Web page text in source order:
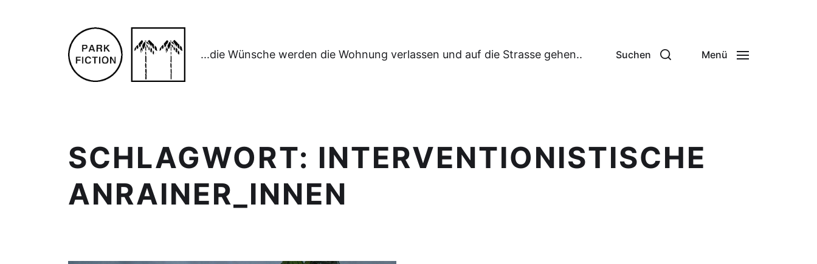
...die Wünsche werden die Wohnung verlassen und auf die Strasse gehen.. Suchen Menü
SCHLAGWORT: INTERVENTIONISTISCHE
ANRAINER_INNEN